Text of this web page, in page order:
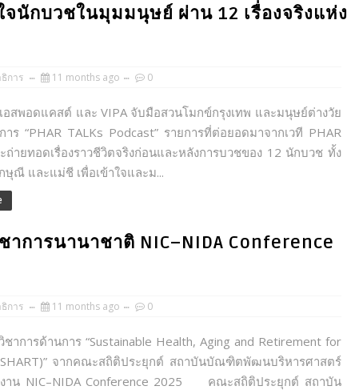
ใจนักบวชในมุมมนุษย์ ผ่าน 12 เรื่องจริงแห่ง
การ 11 months ago 0
สพอดแคสต์ และ VIPA จับมือสวนโมกข์กรุงเทพ และมนุษย์ต่างวัย
าร “PHAR TALKs Podcast” รายการที่ต่อยอดมาจากเวที PHAR
ถ่ายทอดเรื่องราวชีวิตจริงก่อนและหลังการบวชของ 12 นักบวช ทั้ง
ษุณี และแม่ชี เพื่อเข้าใจและม...
การนานาชาติ NIC–NIDA Conference
การ 11 months ago 0
าการด้านการ “Sustainable Health, Aging and Retirement for
จากคณะสถิติประยุกต์ สถาบันบัณฑิตพัฒนบริหารศาสตร์
งาน NIC–NIDA Conference 2025 คณะสถิติประยุกต์ สถาบัน